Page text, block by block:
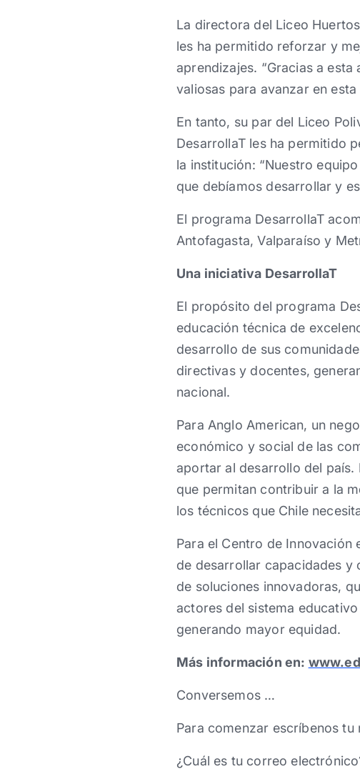
La directora del Liceo
les ha permitido reforzar y
aprendizajes. “Gracias a
valiosas para avanzar en esta
En tanto, su par del Liceo
DesarrollaT les ha permitido
la institución: “Nuestro
que debíamos desarrollar y
El programa DesarrollaT
Antofagasta, Valparaíso y
Una iniciativa DesarrollaT
El propósito del programa
educación técnica de
desarrollo de sus
directivas y docentes,
nacional.
Para Anglo American, un
económico y social de las
aportar al desarrollo del país.
que permitan contribuir a la
los técnicos que Chile
Para el Centro de Innovación
de desarrollar capacidades y
de soluciones innovadoras,
actores del sistema
generando mayor equidad.
Más información en:
Conversemos …
Para comenzar escríbenos tu
¿Cuál es tu correo